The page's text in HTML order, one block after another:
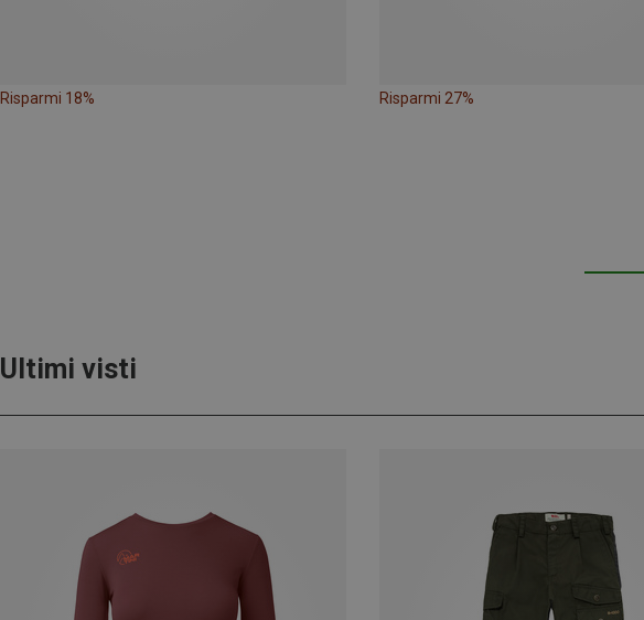
Risparmi 18% Risparmi 27%
Ultimi visti